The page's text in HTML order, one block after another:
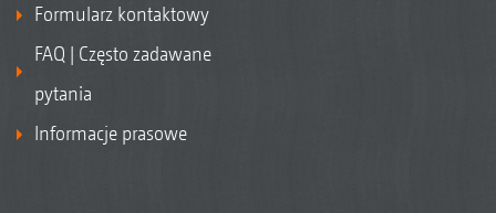
Formularz kontaktowy
FAQ | Często zadawane
pytania
Informacje prasowe